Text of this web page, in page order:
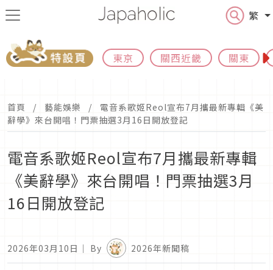
繁
東京 關西近畿 關東
首頁 藝能娛樂
電音系歌姬Reol宣布7月攜最新專輯《美
辭學》來台開唱！門票抽選3月16日開放登記
電音系歌姬Reol宣布7月攜最新專輯
《美辭學》來台開唱！門票抽選3月
16日開放登記
2026年03月10日 ｜ By 2026年新聞稿